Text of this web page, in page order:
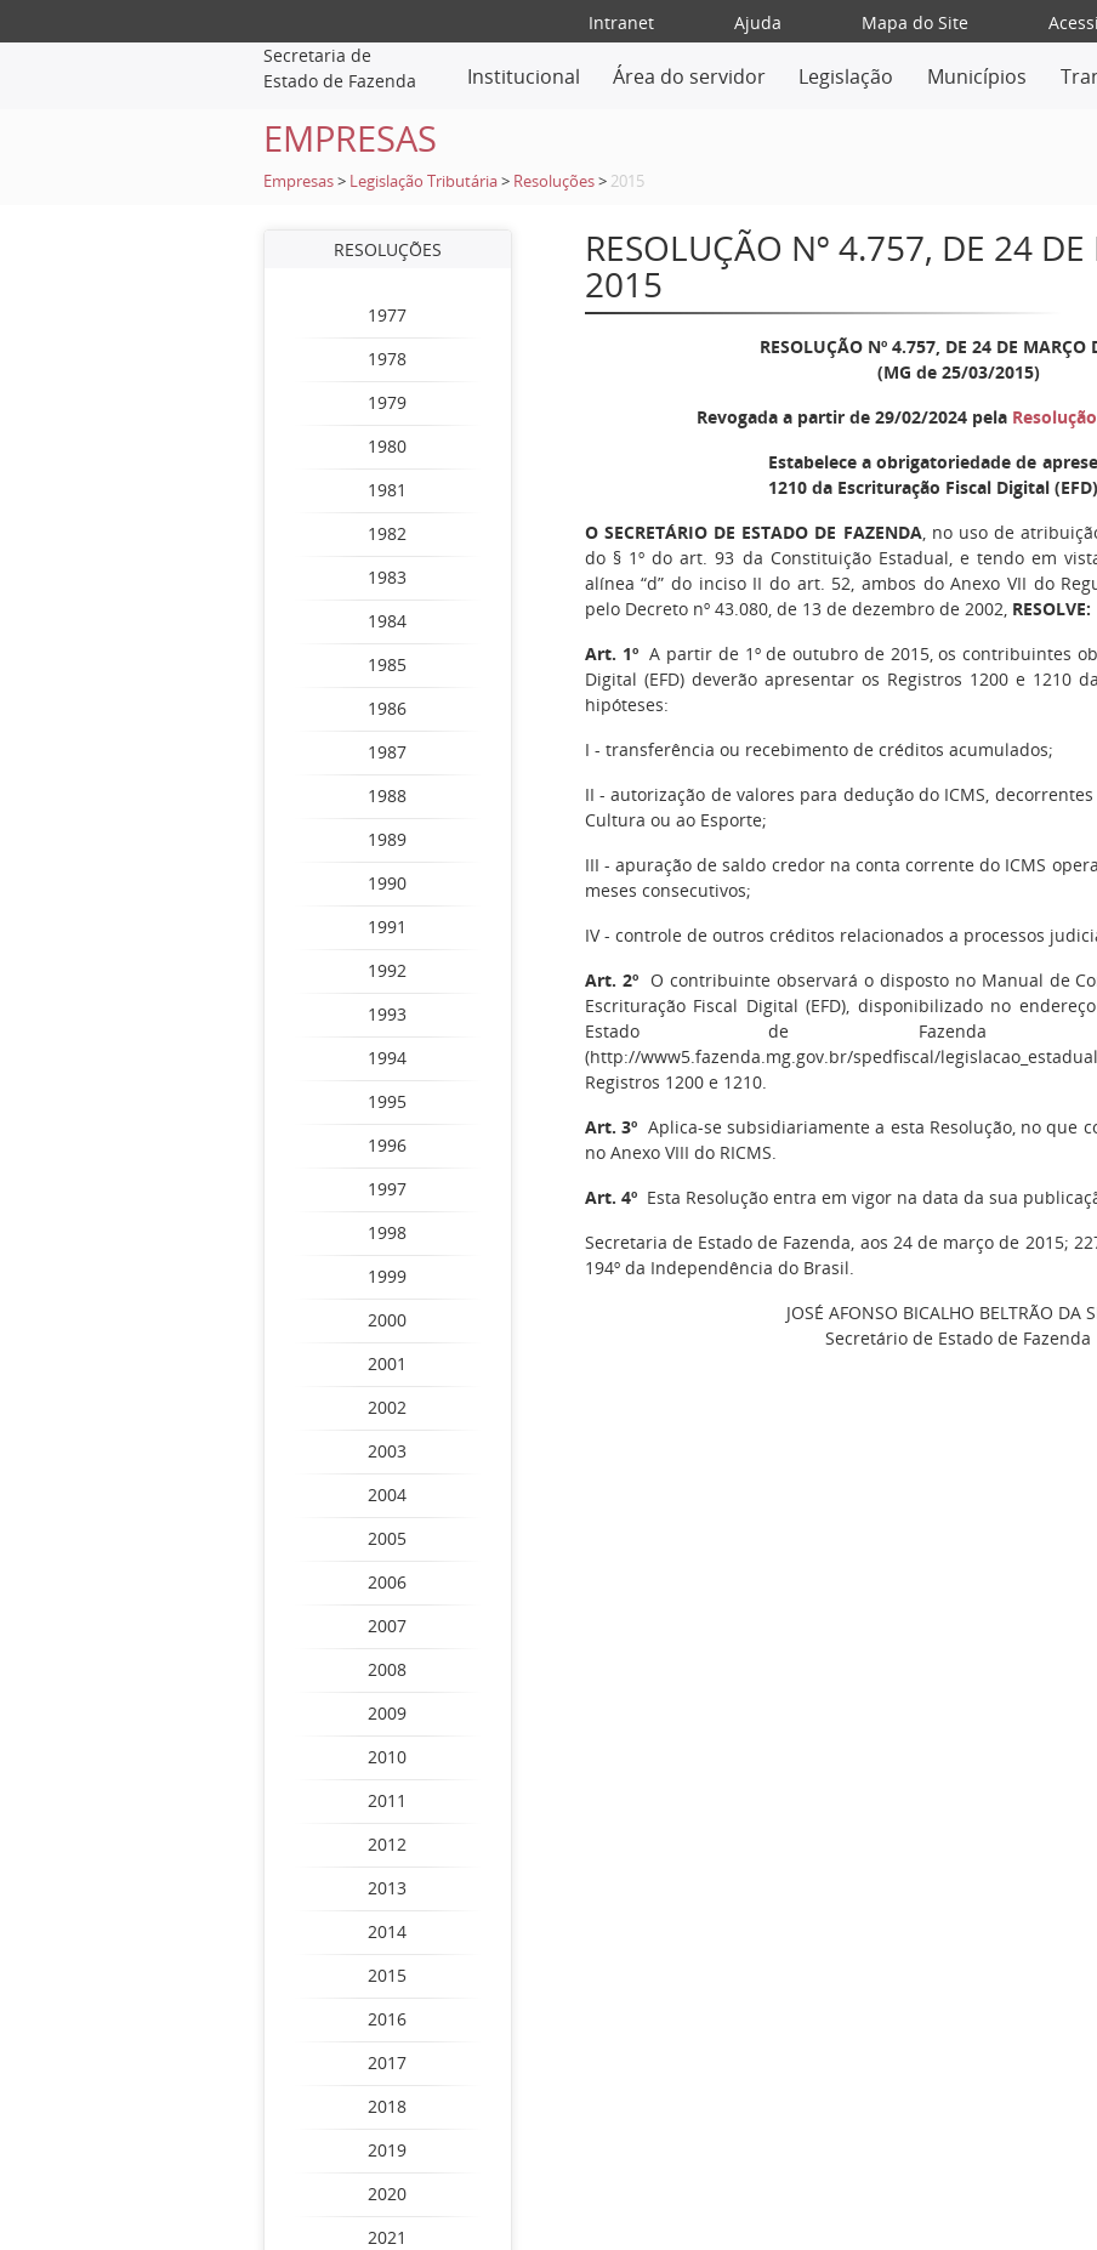
Intranet Ajuda Mapa do Site
Secretaria de
Estado de Fazenda
Institucional Área do servidor Legislação Municípios
EMPRESAS
Empresas > Legislação Tributária > Resoluções > 2015
RESOLUÇÕES
1977
1978
1979
1980
1981
1982
1983
1984
1985
1986
1987
1988
1989
1990
1991
1992
1993
1994
1995
1996
1997
1998
1999
2000
2001
2002
2003
2004
2005
2006
2007
2008
2009
2010
2011
2012
2013
2014
2015
2016
2017
2018
2019
2020
2021
RESOLUÇÃO Nº 4.757, DE 24 DE
2015
RESOLUÇÃO Nº 4.757, DE 24 DE MARÇO
(MG de 25/03/2015)
Revogada a partir de 29/02/2024 pela
Estabelece a obrigatoriedade de
1210 da Escrituração Fiscal Digital
O SECRETÁRIO DE ESTADO DE FAZENDA, no uso de
do § 1º do art. 93 da Constituição Estadual, e tendo em
alínea “d” do inciso II do art. 52, ambos do Anexo VII do
pelo Decreto nº 43.080, de 13 de dezembro de 2002, RESOLVE:
Art. 1ºA partir de 1º de outubro de 2015, os contribuintes
Digital (EFD) deverão apresentar os Registros 1200 e 1210
hipóteses:
I - transferência ou recebimento de créditos acumulados;
II - autorização de valores para dedução do ICMS,
Cultura ou ao Esporte;
III - apuração de saldo credor na conta corrente do ICMS
meses consecutivos;
IV - controle de outros créditos relacionados a processos
Art. 2ºO contribuinte observará o disposto no Manual de
Escrituração Fiscal Digital (EFD), disponibilizado no
Estado de Fazenda
(http://www5.fazenda.mg.gov.br/spedfiscal/
Registros 1200 e 1210.
Art. 3º Aplica-se subsidiariamente a esta Resolução, no que
no Anexo VIII do RICMS.
Art. 4ºEsta Resolução entra em vigor na data da sua
Secretaria de Estado de Fazenda, aos 24 de março de 2015;
194º da Independência do Brasil.
JOSÉ AFONSO BICALHO BELTRÃO DA
Secretário de Estado de Fazenda